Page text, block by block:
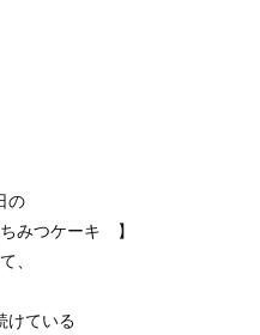
の
みつケーキ 】
、
けている